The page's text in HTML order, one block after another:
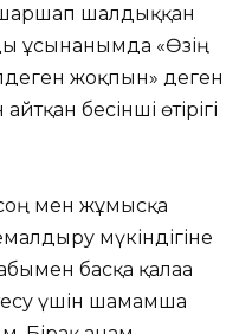
шаршап шалдыққан
ұсынғанымда «Өзің
жоқпын» деген
бесінші өтірігі
мен жұмысқа
мүкіндігіне
басқа қалаға
үшін шамамша